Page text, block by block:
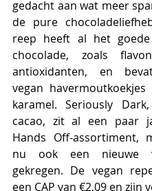
gedacht aan wat meer
de pure
reep heeft al het
chocolade, zoals
antioxidanten, en
vegan
karamel. Seriously
cacao, zit al een paar
Hands Off-assortiment,
nu ook een nieuwe
gekregen. De vegan
een CAP van €2,09 en zijn